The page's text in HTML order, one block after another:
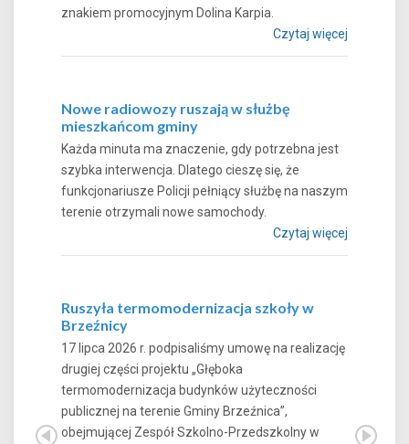
znakiem promocyjnym Dolina Karpia.
Czytaj więcej
Nowe radiowozy ruszają w służbę
mieszkańcom gminy
Każda minuta ma znaczenie, gdy potrzebna jest
szybka interwencja. Dlatego cieszę się, że
funkcjonariusze Policji pełniący służbę na naszym
terenie otrzymali nowe samochody.
Czytaj więcej
Ruszyła termomodernizacja szkoły w
Brzeźnicy
17 lipca 2026 r. podpisaliśmy umowę na realizację
drugiej części projektu „Głęboka
termomodernizacja budynków użyteczności
publicznej na terenie Gminy Brzeźnica”,
obejmującej Zespół Szkolno-Przedszkolny w